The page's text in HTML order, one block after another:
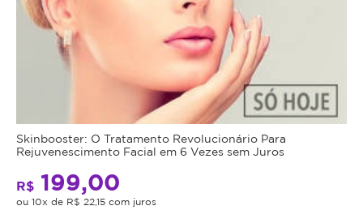
Skinbooster: O Tratamento Revolucionário Para
Rejuvenescimento Facial em 6 Vezes sem Juros
R$ 199,00
ou 10x de R$ 22,15 com juros